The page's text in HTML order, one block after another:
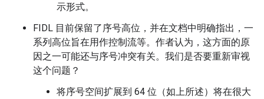
示形式。
FIDL 目前保留了序号高位，并在文档中明确指出，一
系列高位旨在用作控制流等。作者认为，这方面的原
因之一可能还与序号冲突有关。我们是否要重新审视
这个问题？
将序号空间扩展到 64 位（如上所述）将在很大